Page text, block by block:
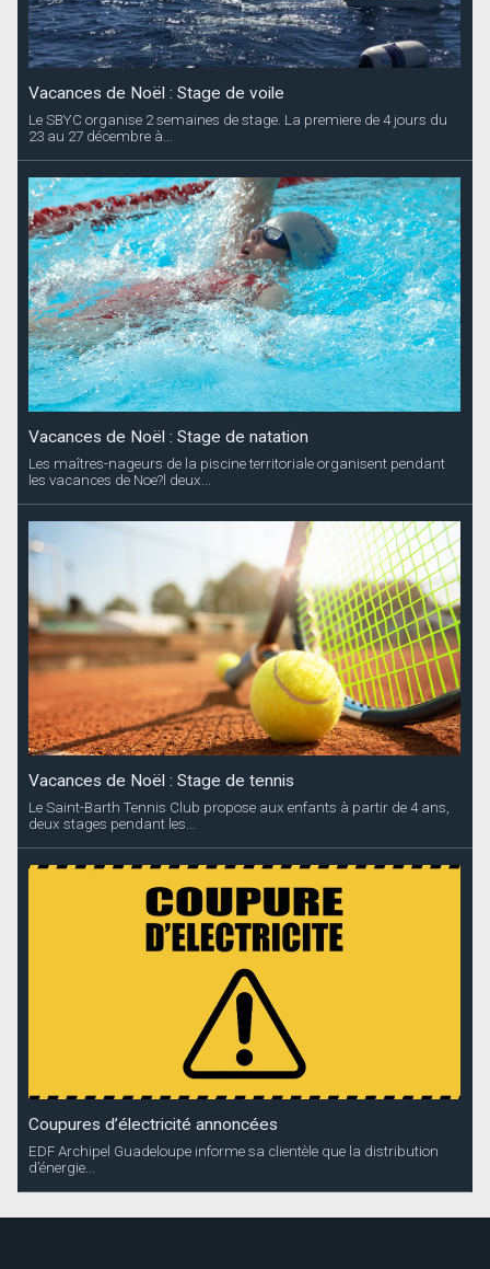
Vacances de Noël : Stage de voile
Le SBYC organise 2 semaines de stage. La premiere de 4 jours du
23 au 27 décembre à...
Vacances de Noël : Stage de natation
Les maîtres-nageurs de la piscine territoriale organisent pendant
les vacances de Noe?l deux...
Vacances de Noël : Stage de tennis
Le Saint-Barth Tennis Club propose aux enfants à partir de 4 ans,
deux stages pendant les...
Coupures d’électricité annoncées
EDF Archipel Guadeloupe informe sa clientèle que la distribution
d’énergie...